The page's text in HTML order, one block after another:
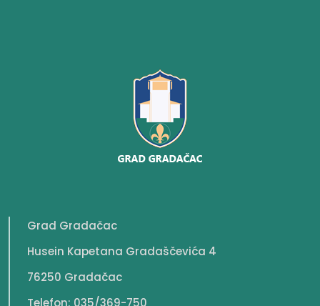
Grad Gradačac
Husein Kapetana Gradaščevića 4
76250 Gradačac